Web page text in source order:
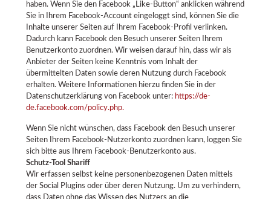
haben. Wenn Sie den Facebook „Like-Button“ anklicken während
Sie in Ihrem Facebook-Account eingeloggt sind, können Sie die
Inhalte unserer Seiten auf Ihrem Facebook-Profil verlinken.
Dadurch kann Facebook den Besuch unserer Seiten Ihrem
Benutzerkonto zuordnen. Wir weisen darauf hin, dass wir als
Anbieter der Seiten keine Kenntnis vom Inhalt der
übermittelten Daten sowie deren Nutzung durch Facebook
erhalten. Weitere Informationen hierzu finden Sie in der
Datenschutzerklärung von Facebook unter: https://de-
de.facebook.com/policy.php.
Wenn Sie nicht wünschen, dass Facebook den Besuch unserer
Seiten Ihrem Facebook-Nutzerkonto zuordnen kann, loggen Sie
sich bitte aus Ihrem Facebook-Benutzerkonto aus.
Schutz-Tool Shariff
Wir erfassen selbst keine personenbezogenen Daten mittels
der Social Plugins oder über deren Nutzung. Um zu verhindern,